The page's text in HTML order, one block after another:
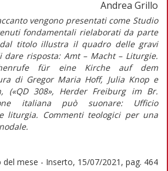
Andrea Grillo
vengono presentati come Studio
fondamentali rielaborati da parte
titolo illustra il quadro delle gravi
dare risposta: Amt – Macht – Liturgie.
für eine Kirche auf dem
di Gregor Maria Hoff, Julia Knop e
(«QD 308», Herder Freiburg im Br.
italiana può suonare:
Ufficio
liturgia. Commenti teologici per una
.
del mese - Inserto, 15/07/2021, pag. 464